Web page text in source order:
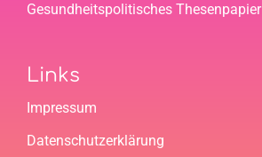
Gesundheitspolitisches Thesenpapier
Links
Impressum
Datenschutzerklärung